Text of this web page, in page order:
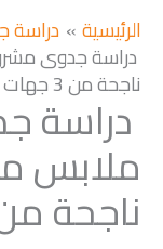
الرئيسية دراسة
دراسة جدوى
ناجحة من 3 جهات
دراسة
ملابس
ناجحة من 3